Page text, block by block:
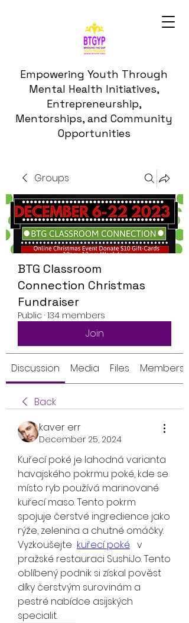
Empowering Youth Through
Mental Health Initiatives,
Entrepreneurship,
Mentorships, and Community
Opportunities
Groups
BTG Classroom
Connection Christmas
Fundraiser
Public · 134 members
Join
Discussion Media Files Members
Back
kaver err
December 25, 2024
Kuřecí poké je lahodná varianta
havajského pokrmu poké, kde se
místo ryb používá marinované
kuřecí maso. Tento pokrm
spojuje čerstvé ingredience jako
rýže, zelenina a chutné omáčky.
Vyzkoušejte kuřecí poké
   v
pražské restauraci SushiJo. Tento
oblíbený podnik si získal pověst
díky čerstvým surovinám a
pestré nabídce asijských
specialit.